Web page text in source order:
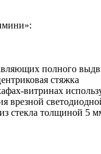
полного
стяжка
витринах
врезной
стекла толщиной 5